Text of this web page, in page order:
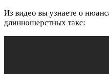
Из видео вы узнаете о
длинношерстных такс: